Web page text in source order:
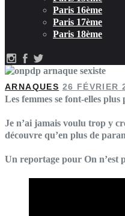
Paris 16ème
Paris 17ème
Paris 18ème
ARNAQUES 26 FÉVRIER
Les femmes se font-elles
Je n’ai jamais voulu trop y
découvre qu’en plus de
Un reportage pour On n’est